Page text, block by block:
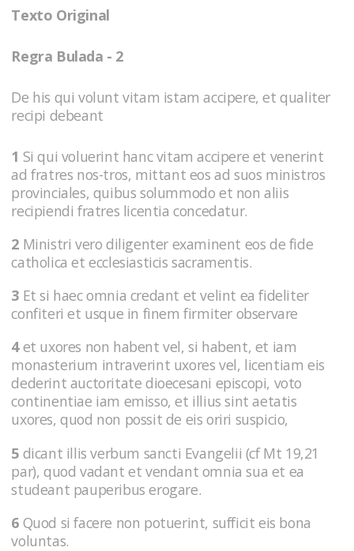
Texto Original
Regra Bulada - 2
De his qui volunt vitam istam accipere, et qualiter
recipi debeant
1 Si qui voluerint hanc vitam accipere et venerint
ad fratres nos-tros, mittant eos ad suos ministros
provinciales, quibus solummodo et non aliis
recipiendi fratres licentia concedatur.
2 Ministri vero diligenter examinent eos de fide
catholica et ecclesiasticis sacramentis.
3 Et si haec omnia credant et velint ea fideliter
confiteri et usque in finem firmiter observare
4et uxores non habent vel, si habent, et iam
monasterium intraverint uxores vel, licentiam eis
dederint auctoritate dioecesani episcopi, voto
continentiae iam emisso, et illius sint aetatis
uxores, quod non possit de eis oriri suspicio,
5 dicant illis verbum sancti Evangelii (cf Mt 19,21
par), quod vadant et vendant omnia sua et ea
studeant pauperibus erogare.
6 Quod si facere non potuerint, sufficit eis bona
voluntas.